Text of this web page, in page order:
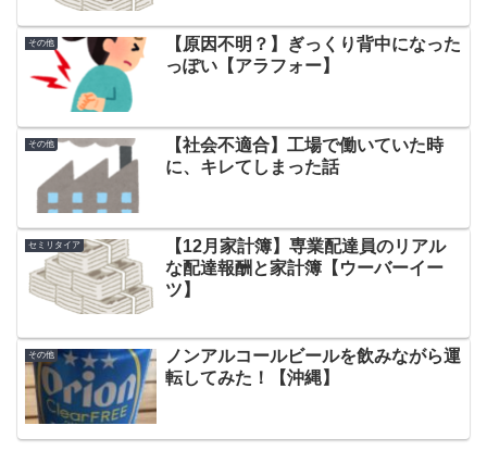
その他
【原因不明？】ぎっくり背中になった
っぽい【アラフォー】
その他
【社会不適合】工場で働いていた時
に、キレてしまった話
セミリタイア
【12月家計簿】専業配達員のリアル
な配達報酬と家計簿【ウーバーイー
ツ】
その他
ノンアルコールビールを飲みながら運
転してみた！【沖縄】